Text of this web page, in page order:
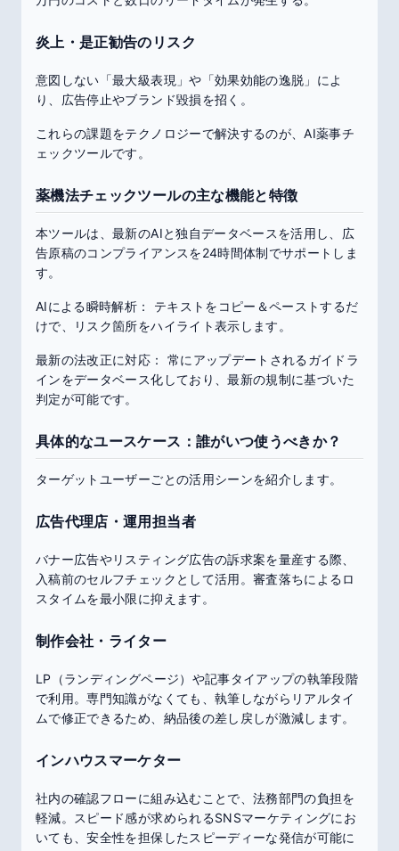
炎上・是正勧告のリスク
意図しない「最大級表現」や「効果効能の逸脱」によ
り、広告停止やブランド毀損を招く。
これらの課題をテクノロジーで解決するのが、AI薬事チ
ェックツールです。
薬機法チェックツールの主な機能と特徴
本ツールは、最新のAIと独自データベースを活用し、広
告原稿のコンプライアンスを24時間体制でサポートしま
す。
AIによる瞬時解析： テキストをコピー＆ペーストするだ
けで、リスク箇所をハイライト表示します。
最新の法改正に対応： 常にアップデートされるガイドラ
インをデータベース化しており、最新の規制に基づいた
判定が可能です。
具体的なユースケース：誰がいつ使うべきか？
ターゲットユーザーごとの活用シーンを紹介します。
広告代理店・運用担当者
バナー広告やリスティング広告の訴求案を量産する際、
入稿前のセルフチェックとして活用。審査落ちによるロ
スタイムを最小限に抑えます。
制作会社・ライター
LP（ランディングページ）や記事タイアップの執筆段階
で利用。専門知識がなくても、執筆しながらリアルタイ
ムで修正できるため、納品後の差し戻しが激減します。
インハウスマーケター
社内の確認フローに組み込むことで、法務部門の負担を
軽減。スピード感が求められるSNSマーケティングにお
いても、安全性を担保したスピーディーな発信が可能に